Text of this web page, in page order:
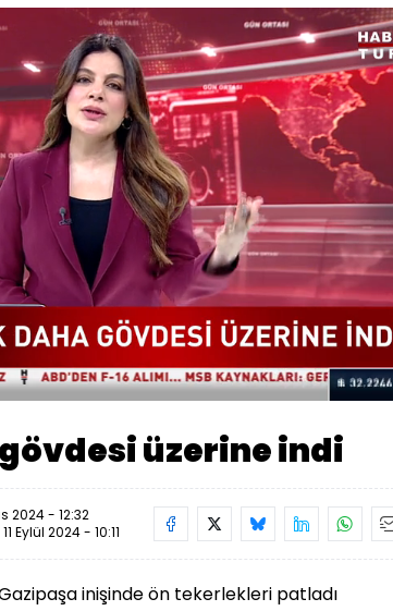
Oynatma
üzerine indi
2024 - 12:32
11 Eylül 2024 - 10:11
inişinde ön tekerlekleri patladı